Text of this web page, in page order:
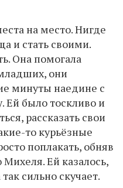
на место. Нигде
и стать своими.
Она помогала
они
минуты наедине с
Ей было тоскливо и
рассказать свои
то курьёзные
поплакать, обняв
Михеля. Ей казалось,
сильно скучает.